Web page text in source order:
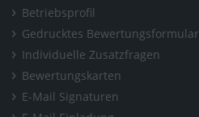
Betriebsprofil
Gedrucktes Bewertungsformular
Individuelle Zusatzfragen
Bewertungskarten
E-Mail Signaturen